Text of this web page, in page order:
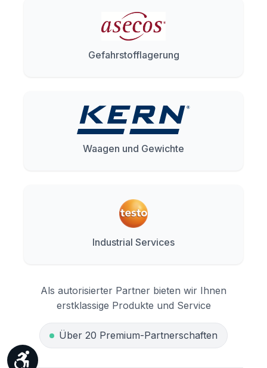
Gefahrstofflagerung
Waagen und Gewichte
Industrial Services
Als autorisierter Partner bieten wir Ihnen
erstklassige Produkte und Service
Über 20 Premium-Partnerschaften
Werkzeugleiste anzeigen